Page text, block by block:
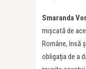
Smaranda
mişcată de
Române, însă
obligaţia de a